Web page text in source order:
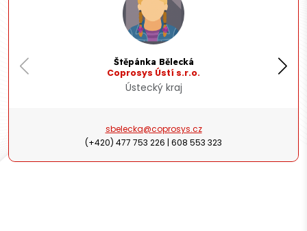
Štěpánka Bělecká
Coprosys Ústí s.r.o.
Ústecký kraj
sbelecka@coprosys.cz
(+420) 477 753 226 | 608 553 323